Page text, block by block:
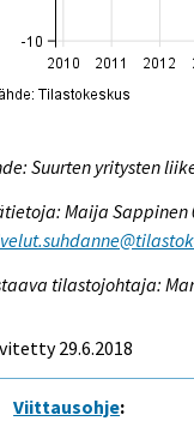
Suurten yritysten
Maija Sappinen
tilastojohtaja:
29.6.2018
Viittausohje: